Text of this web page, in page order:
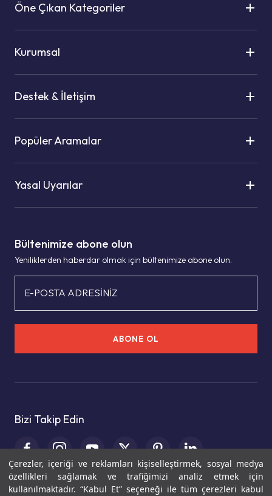
Çerezler, içeriği ve reklamları kişiselleştirmek, sosyal medya
özellikleri sağlamak ve trafiğimizi analiz etmek için
kullanılmaktadır. “Kabul Et” seçeneği ile tüm çerezleri kabul
Bültenimize abone olun
Yeniliklerden haberdar olmak için bültenimize abone olun.
E-POSTA ADRESİNİZ
ABONE OL
Bizi Takip Edin
Öne Çıkan Kategoriler
Kurumsal
Destek & İletişim
Popüler Aramalar
Yasal Uyarılar